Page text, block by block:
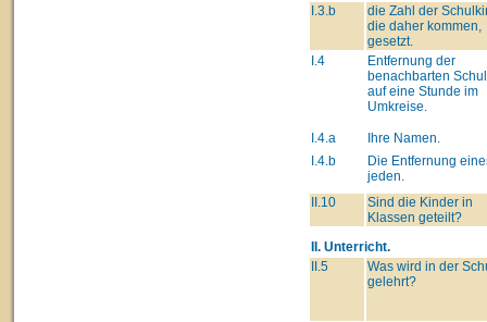
I.3.b
die Zahl der
die daher kommen,
gesetzt.
I.4
Entfernung der
benachbarten
auf eine Stunde im
Umkreise.
I.4.a
Ihre Namen.
I.4.b
Die Entfernung
jeden.
II.10
Sind die Kinder in
Klassen geteilt?
II. Unterricht.
II.5
Was wird in der
gelehrt?